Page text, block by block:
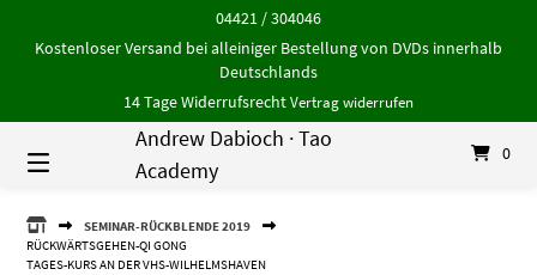
Inhalt
04421 / 304046
Kostenloser Versand bei alleiniger Bestellung von DVDs innerhalb
Deutschlands
14 Tage WiderrufsrechtVertrag widerrufen
Andrew Dabioch · Tao
Academy
0
ANDREW
DABIOCH
·
SEMINAR-RÜCKBLENDE 2019
RÜCKWÄRTSGEHEN-QI GONG
TAGES-KURS AN DER VHS-WILHELMSHAVEN